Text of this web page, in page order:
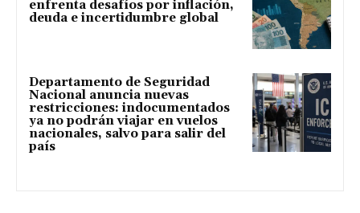
enfrenta desafíos por inflación,
deuda e incertidumbre global
Departamento de Seguridad
Nacional anuncia nuevas
restricciones: indocumentados
ya no podrán viajar en vuelos
nacionales, salvo para salir del
país